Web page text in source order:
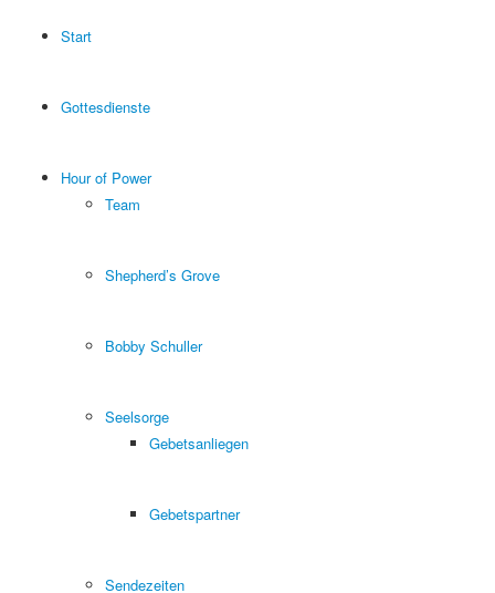
Start
Gottesdienste
Hour of Power
Team
Shepherd’s Grove
Bobby Schuller
Seelsorge
Gebetsanliegen
Gebetspartner
Sendezeiten